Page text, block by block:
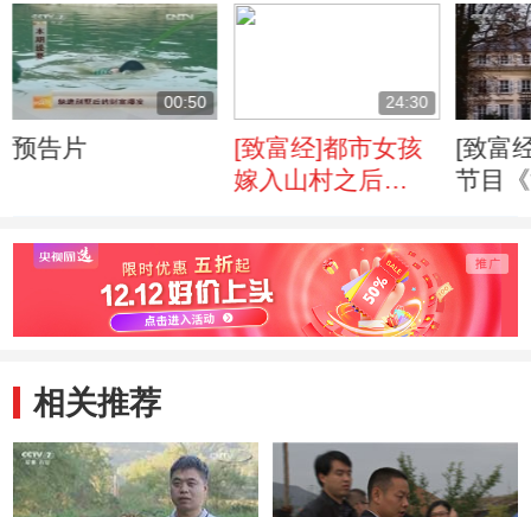
00:50
预告片
24:30
[致富经]都市女孩
嫁入山村之后
[致富
节目
快
相关推荐